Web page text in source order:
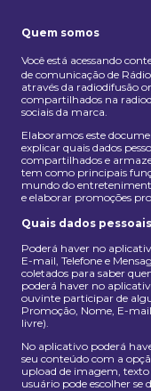
Quem somos
Você está acessando
de comunicação de
através da radiodifusão
compartilhados na
sociais da marca.
Elaboramos este
explicar quais dados
compartilhados e
tem como principais
mundo do
e elaborar promoções
Quais dados
Poderá haver no
E-mail, Telefone e
coletados para saber
poderá haver no
ouvinte participar de
Promoção, Nome, E-
livre).
No aplicativo poderá
seu conteúdo com a
upload de imagem, texto
usuário pode escolher se